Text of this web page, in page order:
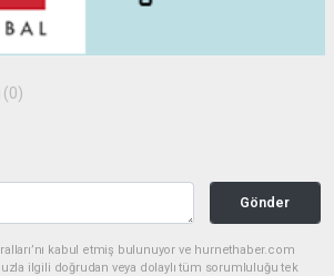
(0)
Gönder
kabul etmiş bulunuyor ve hurnethaber.com
ilgili doğrudan veya dolaylı tüm sorumluluğu tek